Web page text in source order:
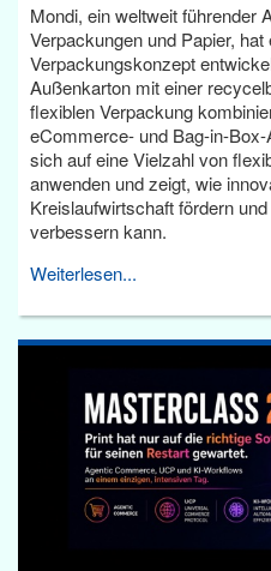
Mondi, ein weltweit führender
Verpackungen und Papier,
Verpackungskonzept
Außenkarton mit einer
flexiblen Verpackung
eCommerce- und Bag-in-
sich auf eine Vielzahl von
anwenden und zeigt, wie
Kreislaufwirtschaft fördern
verbessern kann.
Weiterlesen...